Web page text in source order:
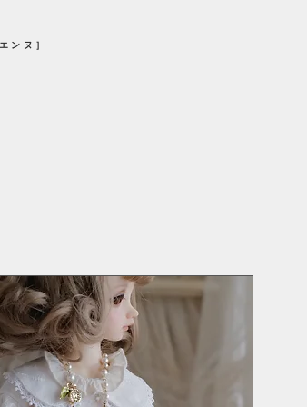
ンヌ］